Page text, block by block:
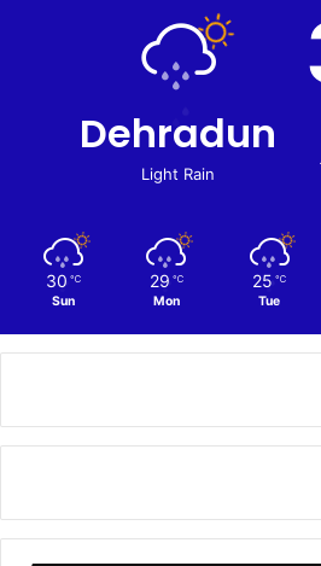
Dehradun
Light Rain
30 ℃
Sun
29 ℃
Mon
25 ℃
Tue